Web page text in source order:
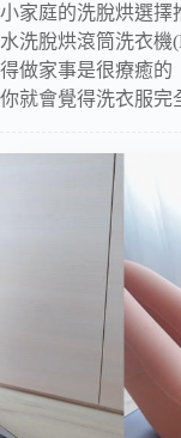
小家庭的洗脫烘選擇
水洗脫烘滾筒洗衣機
得做家事是很療癒的
你就會覺得洗衣服